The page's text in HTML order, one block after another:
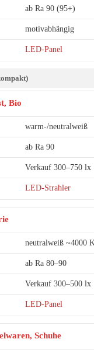
ab Ra 90 (95+)
motivabhängig
LED-Panel
Bio
warm-/neutralweiß
ab Ra 90
Verkauf 300–750 lx
LED-Strahler
neutralweiß ~4000
ab Ra 80–90
Verkauf 300–500 lx
LED-Panel
Schuhe